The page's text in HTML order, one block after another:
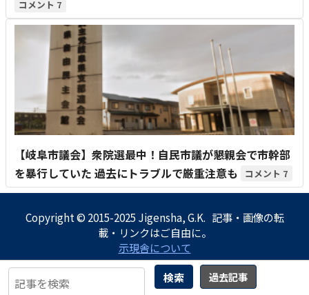
検索 過去記事
7
【岐阜市議会】衆院選最中！自民市議が懇親会で市幹部
を暴行していた 過去にトラブルで厳重注意も
7
Copyright © 2015-2025 Jigensha, G.K. 記事・画像の転
載・リンクはご自由に。
示現舎について